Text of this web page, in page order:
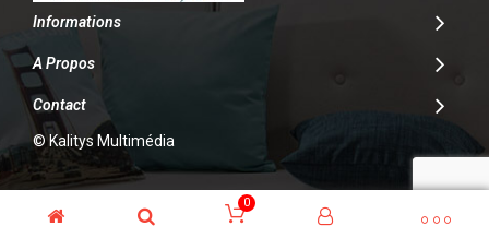
Informations
A Propos
Contact
© Kalitys Multimédia
0